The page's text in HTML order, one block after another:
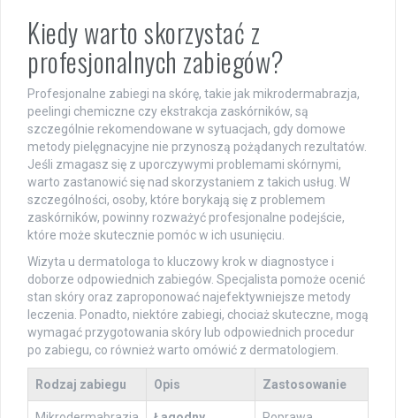
Kiedy warto skorzystać z
profesjonalnych zabiegów?
Profesjonalne zabiegi na skórę, takie jak mikrodermabrazja,
peelingi chemiczne czy ekstrakcja zaskórników, są
szczególnie rekomendowane w sytuacjach, gdy domowe
metody pielęgnacyjne nie przynoszą pożądanych rezultatów.
Jeśli zmagasz się z uporczywymi problemami skórnymi,
warto zastanowić się nad skorzystaniem z takich usług. W
szczególności, osoby, które borykają się z problemem
zaskórników, powinny rozważyć profesjonalne podejście,
które może skutecznie pomóc w ich usunięciu.
Wizyta u dermatologa to kluczowy krok w diagnostyce i
doborze odpowiednich zabiegów. Specjalista pomoże ocenić
stan skóry oraz zaproponować najefektywniejsze metody
leczenia. Ponadto, niektóre zabiegi, chociaż skuteczne, mogą
wymagać przygotowania skóry lub odpowiednich procedur
po zabiegu, co również warto omówić z dermatologiem.
Rodzaj zabiegu Opis Zastosowanie